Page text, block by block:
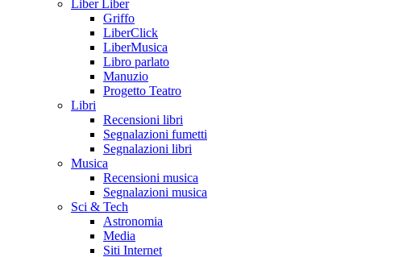
Liber Liber
Griffo
LiberClick
LiberMusica
Libro parlato
Manuzio
Progetto Teatro
Libri
Recensioni libri
Segnalazioni fumetti
Segnalazioni libri
Musica
Recensioni musica
Segnalazioni musica
Sci & Tech
Astronomia
Media
Siti Internet